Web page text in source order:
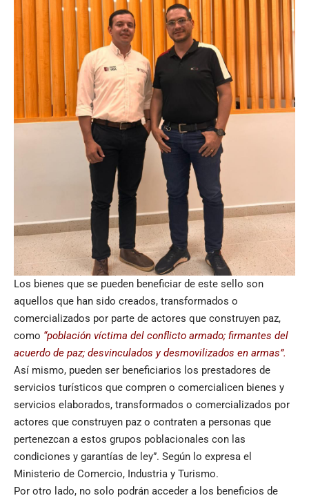
Los bienes que se pueden beneficiar de este sello son
aquellos que han sido creados, transformados o
comercializados por parte de actores que construyen paz,
como “población víctima del conflicto armado; firmantes del
acuerdo de paz; desvinculados y desmovilizados en armas”.
Así mismo, pueden ser beneficiarios los prestadores de
servicios turísticos que compren o comercialicen bienes y
servicios elaborados, transformados o comercializados por
actores que construyen paz o contraten a personas que
pertenezcan a estos grupos poblacionales con las
condiciones y garantías de ley”. Según lo expresa el
Ministerio de Comercio, Industria y Turismo.
Por otro lado, no solo podrán acceder a los beneficios de